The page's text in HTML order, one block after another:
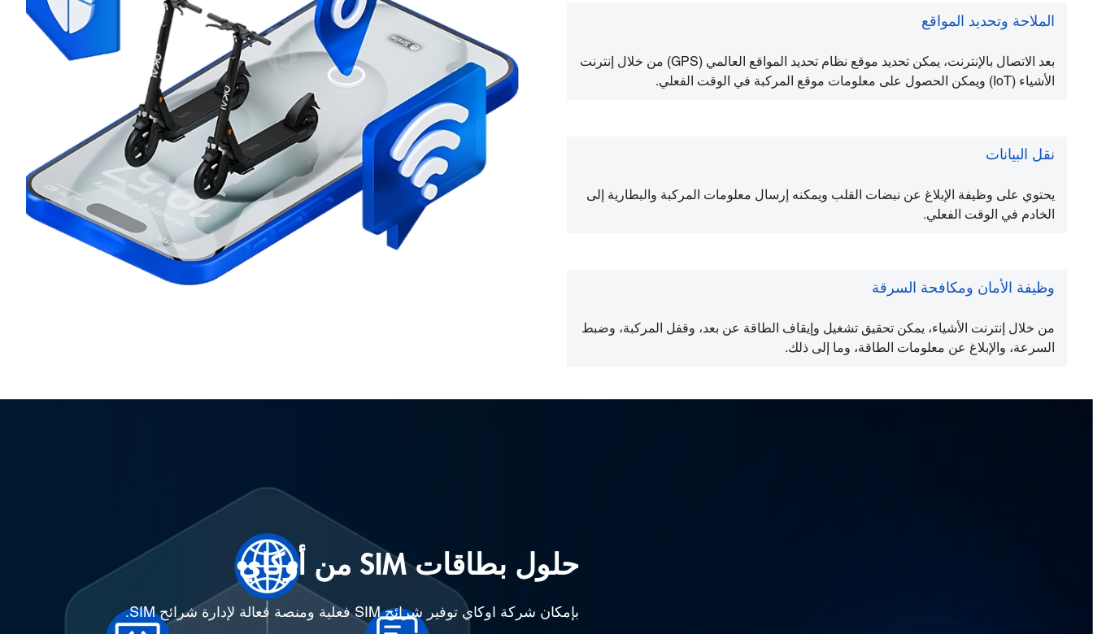
الملاحة وتحديد المواقع
بعد الاتصال بالإنترنت، يمكن تحديد موقع نظام تحديد المواقع العالمي (GPS) من خلال إنترنت
الأشياء (IoT) ويمكن الحصول على معلومات موقع المركبة في الوقت الفعلي.
نقل البيانات
يحتوي على وظيفة الإبلاغ عن نبضات القلب ويمكنه إرسال معلومات المركبة والبطارية إلى
الخادم في الوقت الفعلي.
وظيفة الأمان ومكافحة السرقة
من خلال إنترنت الأشياء، يمكن تحقيق تشغيل وإيقاف الطاقة عن بعد، وقفل المركبة، وضبط
السرعة، والإبلاغ عن معلومات الطاقة، وما إلى ذلك.
حلول بطاقات SIM من أوكاي
بإمكان شركة أوكاي توفير شرائح SIM فعلية ومنصة فعالة لإدارة شرائح SIM.